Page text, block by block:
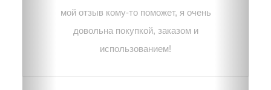
мой отзыв кому-то поможет, я очень
довольна покупкой, заказом и
использованием!